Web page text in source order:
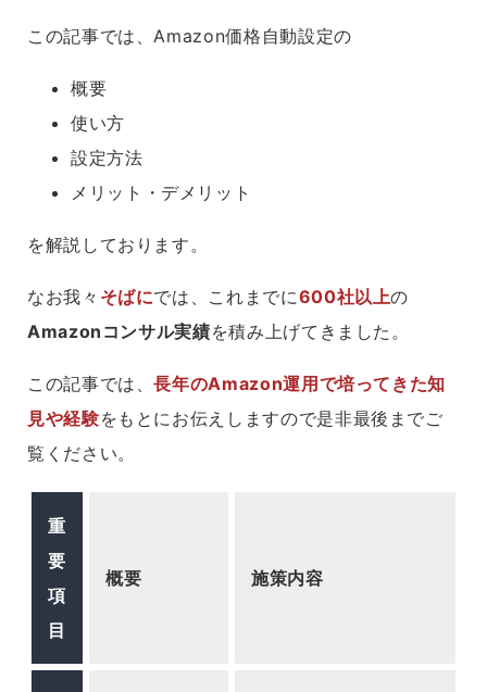
この記事では、Amazon価格自動設定の
概要
使い方
設定方法
メリット・デメリット
を解説しております。
なお我々 そばにでは、これまでに600社以上の
Amazonコンサル実績を積み上げてきました。
この記事では、長年のAmazon運用で培ってきた知
見や経験をもとにお伝えしますので是非最後までご
覧ください。
重
要
項
目
概要 施策内容